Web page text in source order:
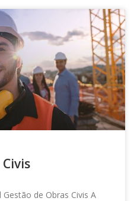
de Obras Civis A